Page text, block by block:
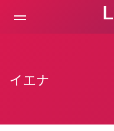
イエナ